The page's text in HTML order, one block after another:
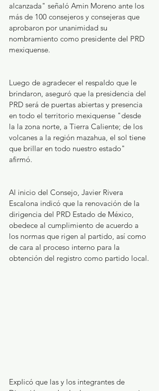
alcanzada" señaló Amin Moreno ante los
más de 100 consejeros y consejeras que
aprobaron por unanimidad su
nombramiento como presidente del PRD
mexiquense.
Luego de agradecer el respaldo que le
brindaron, aseguró que la presidencia del
PRD será de puertas abiertas y presencia
en todo el territorio mexiquense "desde
la la zona norte, a Tierra Caliente; de los
volcanes a la región mazahua, el sol tiene
que brillar en todo nuestro estado"
afirmó.
Al inicio del Consejo, Javier Rivera
Escalona indicó que la renovación de la
dirigencia del PRD Estado de México,
obedece al cumplimiento de acuerdo a
los normas que rigen al partido, así como
de cara al proceso interno para la
obtención del registro como partido local.
Explicó que las y los integrantes de